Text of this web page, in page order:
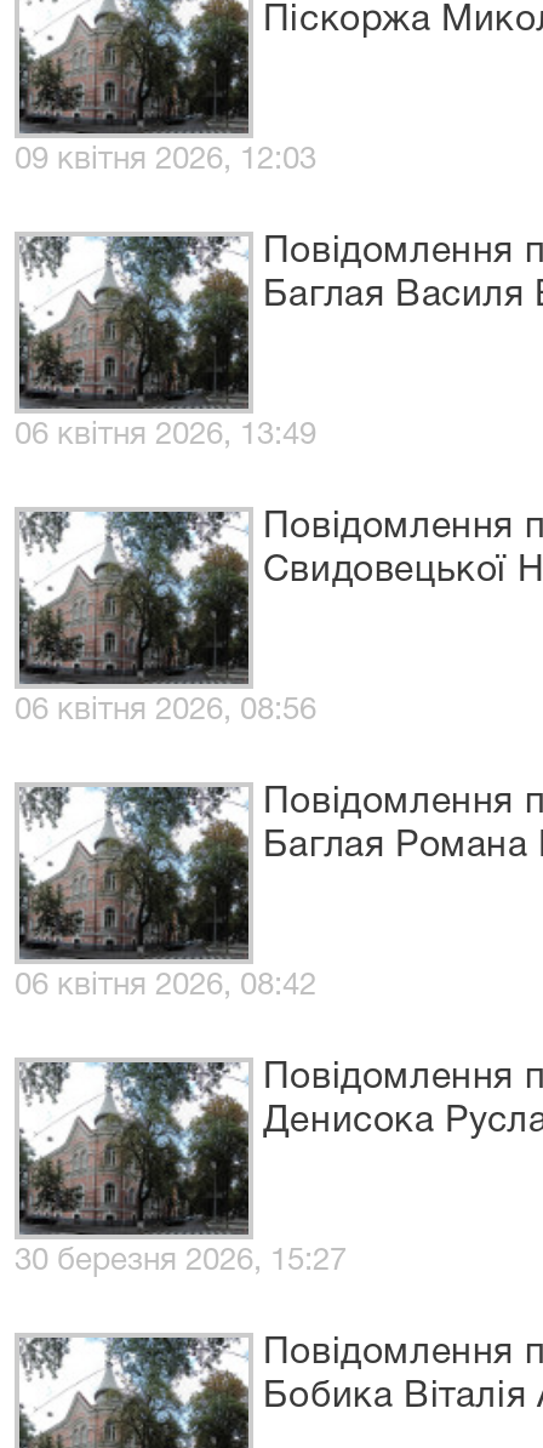
Піскоржа
09 квітня 2026, 12:03
Повідомлення
Баглая Василя
06 квітня 2026, 13:49
Повідомлення
Свидовецької
06 квітня 2026, 08:56
Повідомлення
Баглая Романа
06 квітня 2026, 08:42
Повідомлення
Денисока
30 березня 2026, 15:27
Повідомлення
Бобика